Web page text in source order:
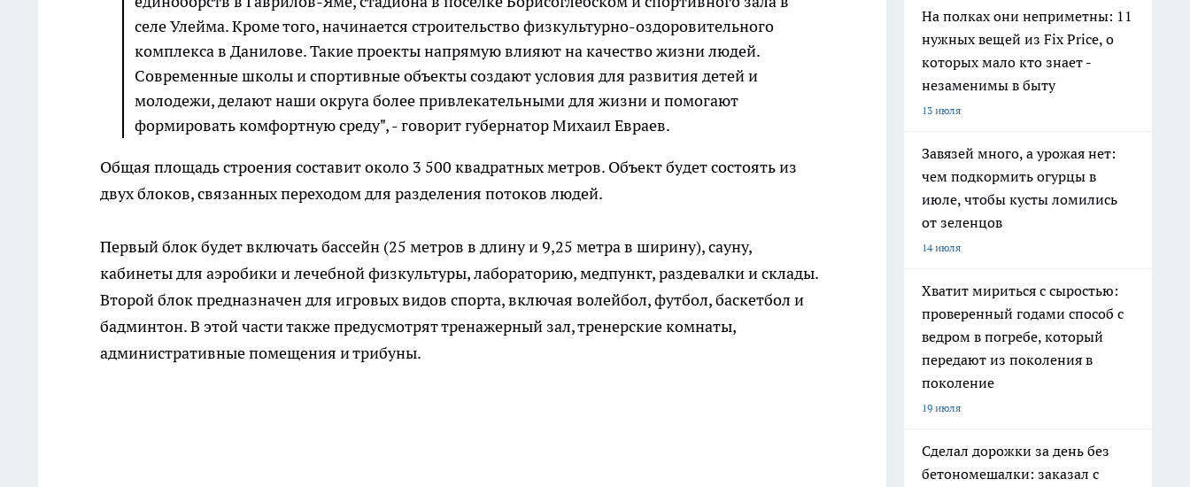
селе Улейма. Кроме того, начинается строительство физкультурно-оздоровительного
комплекса в Данилове. Такие проекты напрямую влияют на качество жизни людей.
Современные школы и спортивные объекты создают условия для развития детей и
молодежи, делают наши округа более привлекательными для жизни и помогают
формировать комфортную среду", - говорит губернатор Михаил Евраев.
Общая площадь строения составит около 3 500 квадратных метров. Объект будет состоять из
двух блоков, связанных переходом для разделения потоков людей.
Первый блок будет включать бассейн (25 метров в длину и 9,25 метра в ширину), сауну,
кабинеты для аэробики и лечебной физкультуры, лабораторию, медпункт, раздевалки и склады.
Второй блок предназначен для игровых видов спорта, включая волейбол, футбол, баскетбол и
бадминтон. В этой части также предусмотрят тренажерный зал, тренерские комнаты,
административные помещения и трибуны.
На полках они неприметны: 11
нужных вещей из Fix Price, о
которых мало кто знает -
незаменимы в быту
13 июля
Завязей много, а урожая нет:
чем подкормить огурцы в
июле, чтобы кусты ломились
от зеленцов
14 июля
Хватит мириться с сыростью:
проверенный годами способ с
ведром в погребе, который
передают из поколения в
поколение
19 июля
Сделал дорожки за день без
бетономешалки: заказал с